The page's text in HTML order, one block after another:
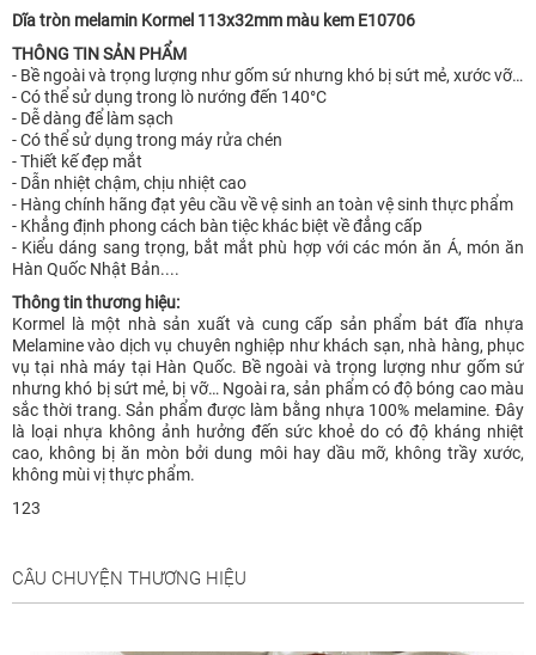
Dĩa tròn melamin Kormel 113x32mm màu kem E10706
THÔNG TIN SẢN PHẨM
- Bề ngoài và trọng lượng như gốm sứ nhưng khó bị sứt mẻ, xước vỡ…
- Có thể sử dụng trong lò nướng đến 140°C
- Dễ dàng để làm sạch
- Có thể sử dụng trong máy rửa chén
- Thiết kế đẹp mắt
- Dẫn nhiệt chậm, chịu nhiệt cao
- Hàng chính hãng đạt yêu cầu về vệ sinh an toàn vệ sinh thực phẩm
- Khẳng định phong cách bàn tiệc khác biệt về đẳng cấp
- Kiểu dáng sang trọng, bắt mắt phù hợp với các món ăn Á, món ăn
Hàn Quốc Nhật Bản....
Thông tin thương hiệu:
Kormel là một nhà sản xuất và cung cấp sản phẩm bát đĩa nhựa
Melamine vào dịch vụ chuyên nghiệp như khách sạn, nhà hàng, phục
vụ tại nhà máy tại Hàn Quốc. Bề ngoài và trọng lượng như gốm sứ
nhưng khó bị sứt mẻ, bị vỡ… Ngoài ra, sản phẩm có độ bóng cao màu
sắc thời trang. Sản phẩm được làm bằng nhựa 100% melamine. Đây
là loại nhựa không ảnh hưởng đến sức khoẻ do có độ kháng nhiệt
cao, không bị ăn mòn bởi dung môi hay dầu mỡ, không trầy xước,
không mùi vị thực phẩm.
123
CÂU CHUYỆN THƯƠNG HIỆU